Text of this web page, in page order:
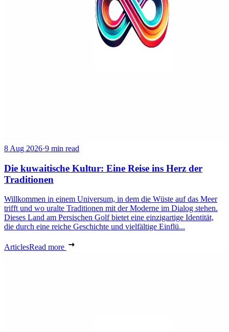
8 Aug 2026·9 min read
Die kuwaitische Kultur: Eine Reise ins Herz der
Traditionen
Willkommen in einem Universum, in dem die Wüste auf das Meer
trifft und wo uralte Traditionen mit der Moderne im Dialog stehen.
Dieses Land am Persischen Golf bietet eine einzigartige Identität,
die durch eine reiche Geschichte und vielfältige Einflü...
ArticlesRead more